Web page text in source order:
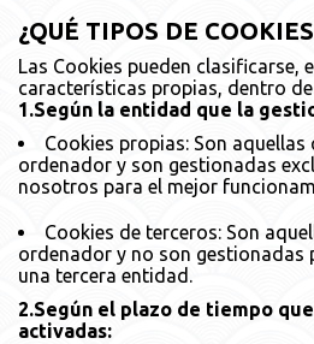
¿QUÉ TIPOS DE
Las Cookies pueden clasificarse,
características propias, dentro
1.Según la entidad que la
Cookies propias: Son aquellas
ordenador y son gestionadas
nosotros para el mejor
Cookies de terceros: Son
ordenador y no son
una tercera entidad.
2.Según el plazo de tiempo
activadas: